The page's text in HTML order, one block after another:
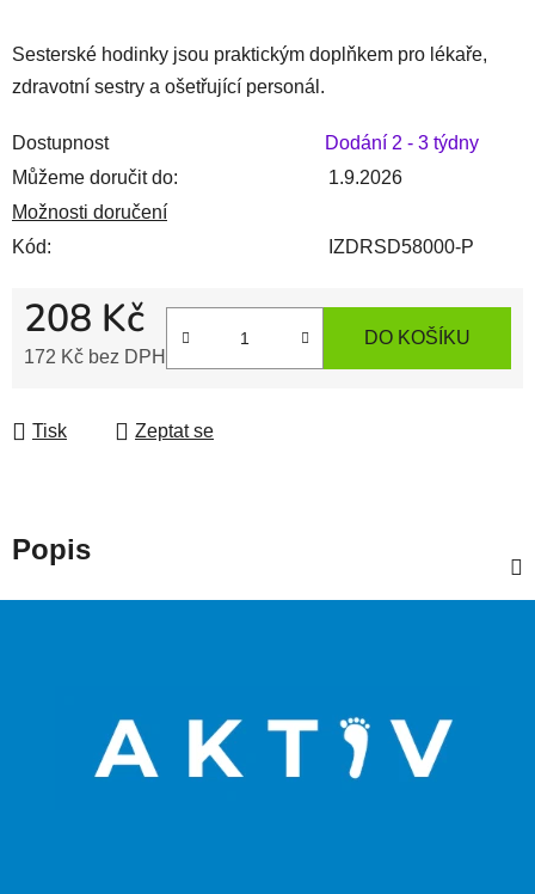
Sesterské hodinky jsou praktickým doplňkem pro lékaře,
zdravotní sestry a ošetřující personál.
Dostupnost
Dodání 2 - 3 týdny
Můžeme doručit do:
1.9.2026
Možnosti doručení
Kód:
IZDRSD58000-P
208 Kč
172 Kč bez DPH
DO KOŠÍKU
Tisk Zeptat se
Popis